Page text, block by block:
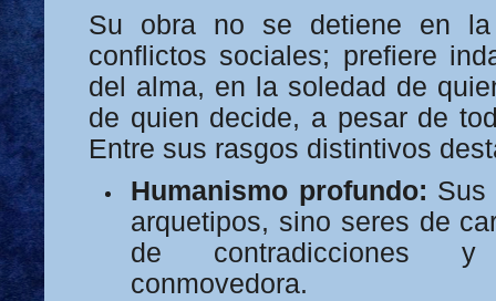
Su obra no se detiene en
conflictos sociales; prefiere
del alma, en la soledad de
de quien decide, a pesar de
Entre sus rasgos distintivos
Humanismo profundo: Sus
arquetipos, sino seres de
de contradicciones
conmovedora.